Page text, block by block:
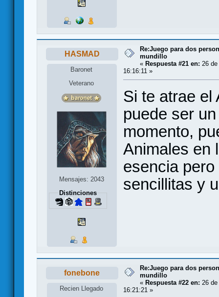
HASMAD
Baronet
Veterano
Mensajes: 2043
Distinciones
Re:Juego para dos
mundillo
« Respuesta #21 en: 26
16:16:11 »
Si te atrae el
puede ser
momento,
Animales en
esencia
sencillitas y
fonebone
Recien Llegado
Re:Juego para dos
mundillo
« Respuesta #22 en: 26
16:21:21 »